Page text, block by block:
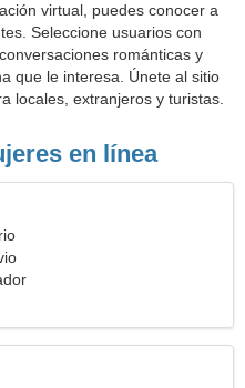
virtual, puedes conocer a
Seleccione usuarios con
románticas y
que le interesa. Únete al sitio
locales, extranjeros y turistas.
en línea